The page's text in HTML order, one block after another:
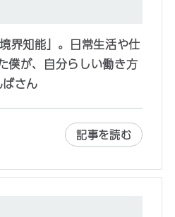
界知能」。日常生活や仕
僕が、自分らしい働き方
さん
記事を読む